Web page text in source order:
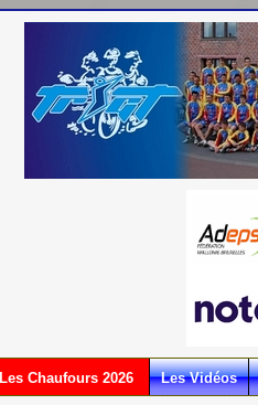
Les Chaufours 2026 Les Vidéos